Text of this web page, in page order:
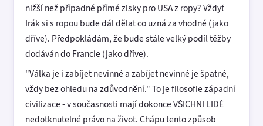
nižší než případné přímé zisky pro USA z ropy? Vždyť
Irák si s ropou bude dál dělat co uzná za vhodné (jako
dříve). Předpokládám, že bude stále velký podíl těžby
dodáván do Francie (jako dříve).
"Válka je i zabíjet nevinné a zabíjet nevinné je špatné,
vždy bez ohledu na zdůvodnění." To je filosofie západní
civilizace - v současnosti mají dokonce VŠICHNI LIDÉ
nedotknutelné právo na život. Chápu tento způsob